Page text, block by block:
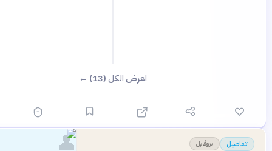
اعرض الكل (13) ←
بروفايل